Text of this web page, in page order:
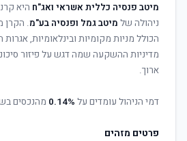
מיטב פנסיה כללית אשראי ואג"ח היא
ניהולה של מיטב גמל ופנסיה בע"מ. הקרן
הכולל מניות מקומיות ובינלאומיות, אגרות
מדיניות ההשקעה שמה דגש על פיזור
ארוך.
דמי הניהול עומדים על 0.14% מהנכסים
פרטים מזהים